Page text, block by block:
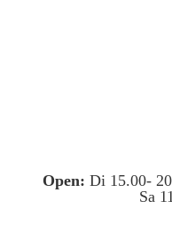
Open: Di 15.00-
Sa